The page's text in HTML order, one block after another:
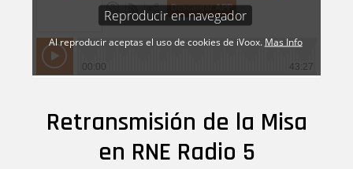
Retransmisión de la Misa
en RNE Radio 5